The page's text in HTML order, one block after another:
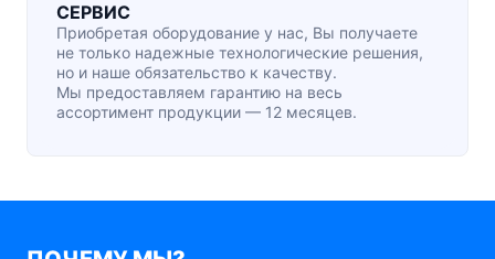
СЕРВИС
Приобретая оборудование у нас, Вы получаете
не только надежные технологические решения,
но и наше обязательство к качеству.
Мы предоставляем гарантию на весь
ассортимент продукции — 12 месяцев.